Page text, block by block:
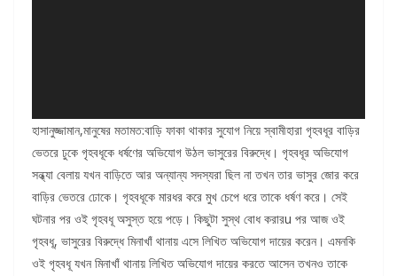
হাসানুজ্জামান,মানুষের মতামত:বাড়ি ফাকা থাকার সুযোগ নিয়ে স্বামীহারা গৃহবধূর বাড়ির
ভেতরে ঢুকে গৃহবধূকে ধর্ষণের অভিযোগ উঠল ভাসুরের বিরুদ্ধে। গৃহবধূর অভিযোগ
সন্ধ্যা বেলায় যখন বাড়িতে আর অন্যান্য সদস্যরা ছিল না তখন তার ভাসুর জোর করে
বাড়ির ভেতরে ঢোকে। গৃহবধূকে মারধর করে মুখ চেপে ধরে তাকে ধর্ষণ করে। সেই
ঘটনার পর ওই গৃহবধূ অসুস্ত হয়ে পড়ে। কিছুটা সুস্থ বোধ করারu পর আজ ওই
গৃহবধূ, ভাসুরের বিরুদ্ধে মিনাখাঁ থানায় এসে লিখিত অভিযোগ দায়ের করেন। এমনকি
ওই গৃহবধূ যখন মিনাখাঁ থানায় লিখিত অভিযোগ দায়ের করতে আসেন তখনও তাকে